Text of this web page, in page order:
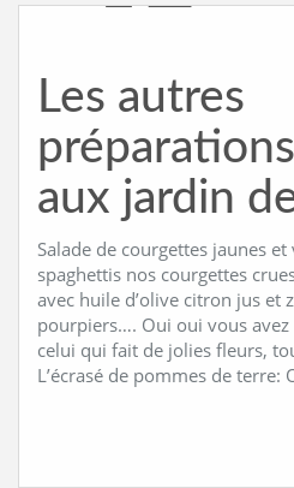
Les autres
aux jardin
Salade de courgettes jaunes et
spaghettis nos courgettes
avec huile d’olive citron jus et
pourpiers…. Oui oui vous
celui qui fait de jolies fleurs,
L’écrasé de pommes de terre: